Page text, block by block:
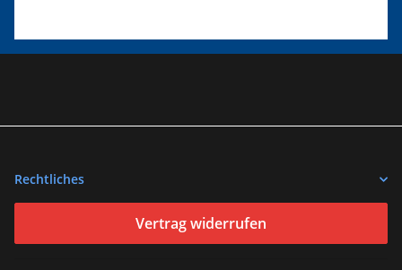
Rechtliches
Vertrag widerrufen